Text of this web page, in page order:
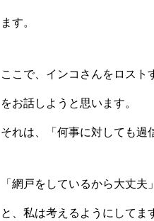
ます。
ここで、インコさんをロスト
をお話しようと思います。
それは、「何事に対しても過
「網戸をしているから大丈
と、私は考えるようにしてま